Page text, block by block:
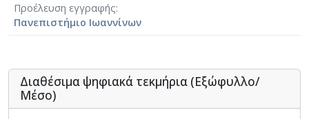
Προέλευση εγγραφής
Πανεπιστήμιο Ιωαννίνων
Διαθέσιμα ψηφιακά τεκμήρια (Εξώφυλλο/
Μέσο)